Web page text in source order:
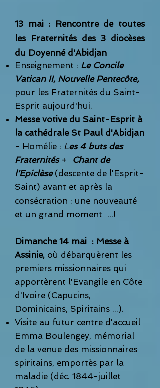
13 mai : Rencontre de toutes
les Fraternités des 3 diocèses
du Doyenné d'Abidjan
Enseignement : Le Concile
Vatican II, Nouvelle Pentecôte,
pour les Fraternités du Saint-
Esprit aujourd'hui.
Messe votive du Saint-Esprit à
la cathédrale St Paul d'Abidjan
- Homélie : Les 4 buts des
Fraternités + Chant de
l'Epiclèse(descente de l'Esprit-
Saint) avant et après la
consécration : une nouveauté
et un grand moment ...!
Dimanche 14 mai : Messe à
Assinie, où débarquèrent les
premiers missionnaires qui
apportèrent l'Evangile en Côte
d'Ivoire (Capucins,
Dominicains, Spiritains ...).
Visite au futur centre d'accueil
Emma Boulengey, mémorial
de la venue des missionnaires
spiritains, emportès par la
maladie (déc. 1844-juillet